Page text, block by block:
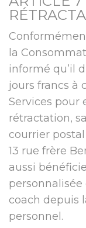
la
informé qu’il
jours francs à
Services pour
rétractation,
courrier postal
13 rue frère
aussi
coach depuis
personnel.